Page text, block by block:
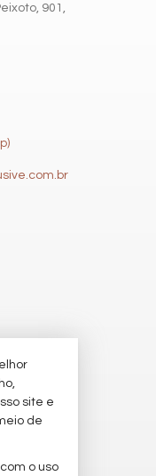
901,
site e
de
o uso